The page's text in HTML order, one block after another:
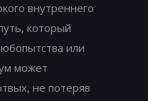
внутреннего
который
или
может
не потеряв